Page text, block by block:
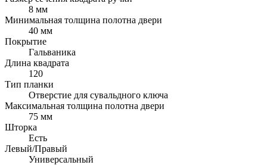
8 мм
Минимальная толщина полотна двери
40 мм
Покрытие
Гальваника
Длина квадрата
120
Тип планки
Отверстие для сувальдного ключа
Максимальная толщина полотна двери
75 мм
Шторка
Есть
Левый/Правый
Универсальный